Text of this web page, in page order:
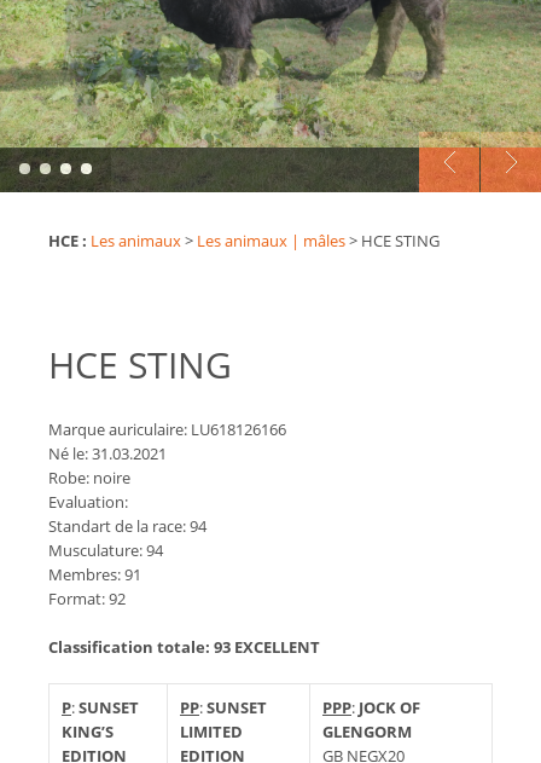
HCE : Les animaux> Les animaux | mâles> HCE STING
HCE STING
Marque auriculaire: LU618126166
Né le: 31.03.2021
Robe: noire
Evaluation:
Standart de la race: 94
Musculature: 94
Membres: 91
Format: 92
Classification totale: 93 EXCELLENT
P:SUNSET
KING’S
EDITION
PP:SUNSET
LIMITED
EDITION
PPP: JOCK OF
GLENGORM
GB NEGX20